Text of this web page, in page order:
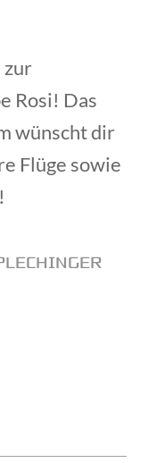
zur
Rosi! Das
wünscht dir
Flüge sowie